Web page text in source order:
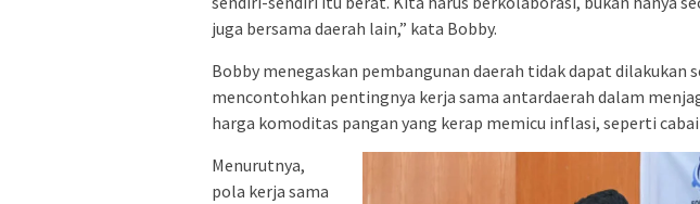
juga bersama daerah lain,” kata Bobby.
Bobby menegaskan pembangunan daerah tidak dapat dilakukan
mencontohkan pentingnya kerja sama antardaerah dalam
harga komoditas pangan yang kerap memicu inflasi, seperti
Menurutnya,
pola kerja sama